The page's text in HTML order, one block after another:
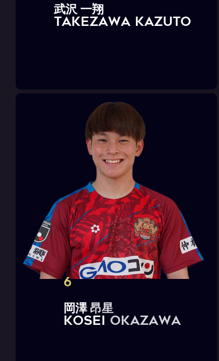
武沢 一翔
TAKEZAWA Kazuto
6
岡澤 昂星
KOSEI OKAZAWA